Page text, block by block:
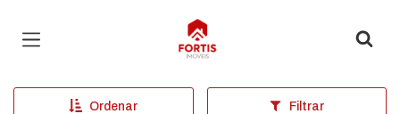
Página inicial
Ordenar Filtrar